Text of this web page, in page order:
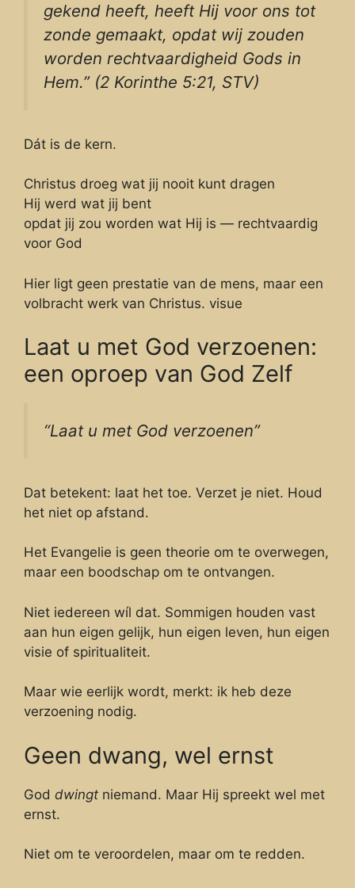
gekend heeft, heeft Hij voor ons tot
zonde gemaakt, opdat wij zouden
worden rechtvaardigheid Gods in
Hem.” (2 Korinthe 5:21, STV)
Dát is de kern.
Christus droeg wat jij nooit kunt dragen
Hij werd wat jij bent
opdat jij zou worden wat Hij is — rechtvaardig
voor God
Hier ligt geen prestatie van de mens, maar een
volbracht werk van Christus. visue
Laat u met God verzoenen:
een oproep van God Zelf
“Laat u met God verzoenen”
Dat betekent: laat het toe. Verzet je niet. Houd
het niet op afstand.
Het Evangelie is geen theorie om te overwegen,
maar een boodschap om te ontvangen.
Niet iedereen wíl dat. Sommigen houden vast
aan hun eigen gelijk, hun eigen leven, hun eigen
visie of spiritualiteit.
Maar wie eerlijk wordt, merkt: ik heb deze
verzoening nodig.
Geen dwang, wel ernst
God dwingt niemand. Maar Hij spreekt wel met
ernst.
Niet om te veroordelen, maar om te redden.